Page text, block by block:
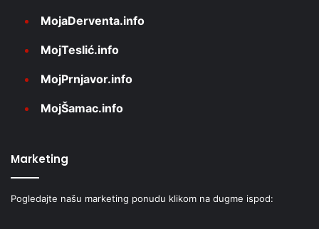
MojaDerventa.info
MojTeslić.info
MojPrnjavor.info
MojŠamac.info
Marketing
Pogledajte našu marketing ponudu klikom na dugme ispod: